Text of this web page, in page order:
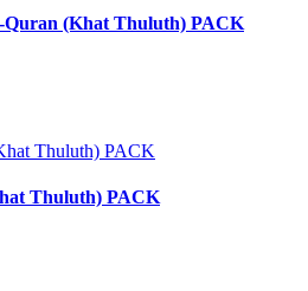
Quran (Khat Thuluth) PACK
Thuluth) PACK